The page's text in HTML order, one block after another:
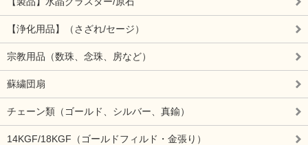
【浄化用品】（さざれ/セージ）
宗教用品（数珠、念珠、房など）
蘇繍団扇
チェーン類（ゴールド、シルバー、真鍮）
14KGF/18KGF（ゴールドフィルド・金張り）